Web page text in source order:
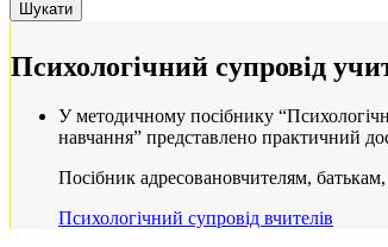
Психологічний супровід
“Психологічний
супровід
і
під
У методичному посібнику
навчання” представлено практичний
Посібник адресовановчителям,
Психологічний супровід вчителів